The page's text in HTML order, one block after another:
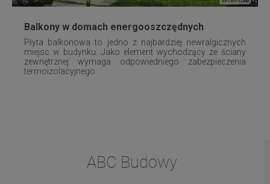
Balkony w domach energooszczędnych
Płyta balkonowa to jedno z najbardziej newralgicznych
miejsc w budynku. Jako element wychodzący ze ściany
zewnętrznej wymaga odpowiedniego zabezpieczenia
termoizolacyjnego.
ABC Budowy